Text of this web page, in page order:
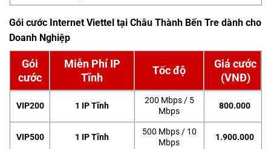
Gói cước Internet Viettel tại Châu Thành Bến Tre dành cho
Doanh Nghiệp
Gói
cước
Miễn Phí IP
Tĩnh
Tốc độ
Giá cước
(VNĐ)
VIP200 1 IP Tĩnh
200 Mbps / 5
Mbps
800.000
VIP500 1 IP Tĩnh
500 Mbps / 10
Mbps
1.900.000